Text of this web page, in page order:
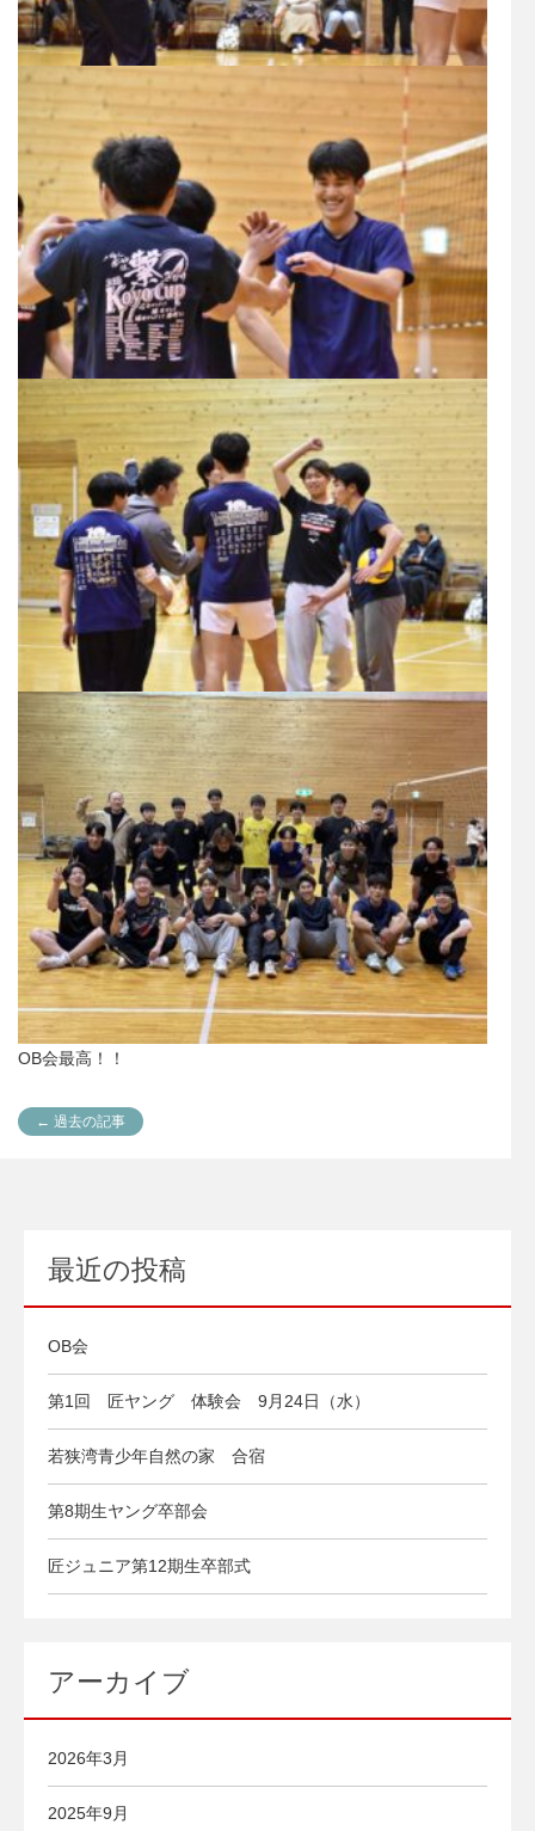
OB会最高！！
← 過去の記事
最近の投稿
OB会
第1回 匠ヤング 体験会 9月24日（水）
若狭湾青少年自然の家 合宿
第8期生ヤング卒部会
匠ジュニア第12期生卒部式
アーカイブ
2026年3月
2025年9月